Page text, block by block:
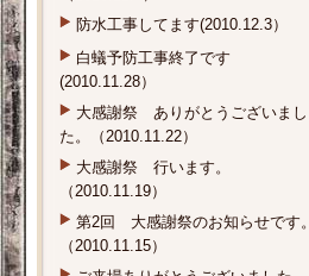
防水工事してます(2010.12.3）
白蟻予防工事終了です
(2010.11.28）
大感謝祭 ありがとうございまし
た。（2010.11.22）
大感謝祭 行います。
（2010.11.19）
第2回 大感謝祭のお知らせです。
（2010.11.15）